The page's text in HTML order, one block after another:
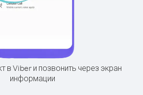
в Viber и позвонить через экран
информации